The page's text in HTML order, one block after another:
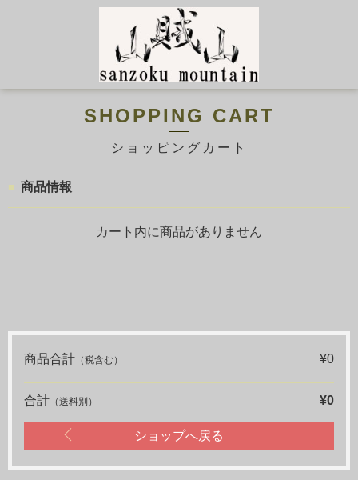
SHOPPING CART
ショッピングカート
商品情報
カート内に商品がありません
商品合計 （税含む） ¥0
合計 （送料別） ¥0
ショップへ戻る